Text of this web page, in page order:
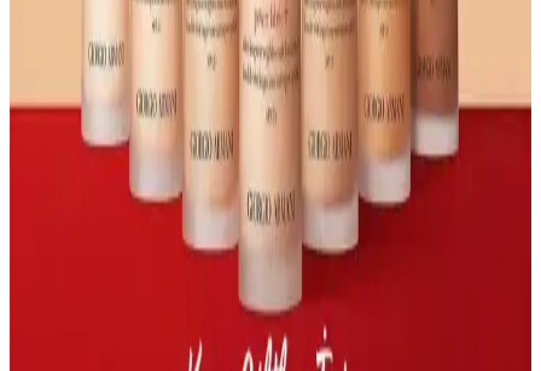
7 Saatten Fazla Dayanıklı Makyaj İçin Ürün Seçimi
ve Uygulama Teknikleri
Makyajın 7 saatten fazla dayanması için cilt bakımı, baz, kapatıcı,
göz makyajı ve sabitleme teknikleri detaylandırılmıştır. Doğru ürün
seçimi ve uygulama makyajın kalıcılığını artırır.
Çanta İçinde Fondöten Dökülmesi: Etkili Temizlik
ve Koruma Yöntemleri
yöntemleriyle giderilebilir. Yağ bazlı deterjanlar ve makyaj
temizleyiciler etkili olup, önleyici tedbirler dökülmeyi engeller.